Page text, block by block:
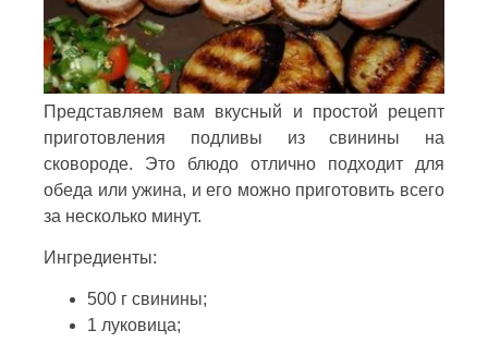
Представляем вам вкусный и простой рецепт
приготовления подливы из свинины на
сковороде. Это блюдо отлично подходит для
обеда или ужина, и его можно приготовить всего
за несколько минут.
Ингредиенты:
500 г свинины;
1 луковица;